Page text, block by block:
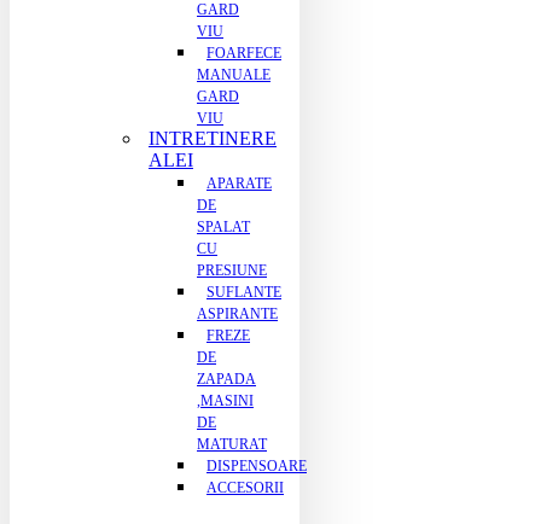
GARD
VIU
FOARFECE
MANUALE
GARD
VIU
INTRETINERE
ALEI
APARATE
DE
SPALAT
CU
PRESIUNE
SUFLANTE
ASPIRANTE
FREZE
DE
ZAPADA
,MASINI
DE
MATURAT
DISPENSOARE
ACCESORII